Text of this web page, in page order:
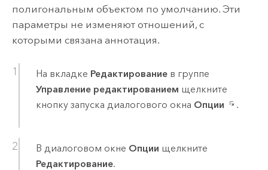
полигональным объектом по умолчанию. Эти
параметры не изменяют отношений, с
которыми связана аннотация.
На вкладке Редактированиев группе
Управление редактированием щелкните
кнопку запуска диалогового окна Опции .
В диалоговом окне Опции щелкните
Редактирование.